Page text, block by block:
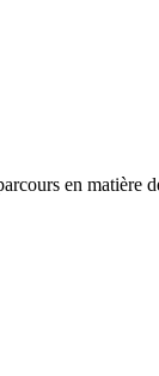
en matière